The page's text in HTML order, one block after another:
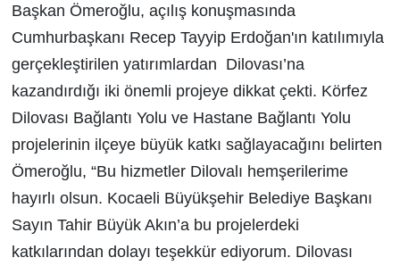
Başkan Ömeroğlu, açılış konuşmasında
Cumhurbaşkanı Recep Tayyip Erdoğan'ın katılımıyla
gerçekleştirilen yatırımlardan Dilovası’na
kazandırdığı iki önemli projeye dikkat çekti. Körfez
Dilovası Bağlantı Yolu ve Hastane Bağlantı Yolu
projelerinin ilçeye büyük katkı sağlayacağını belirten
Ömeroğlu, “Bu hizmetler Dilovalı hemşerilerime
hayırlı olsun. Kocaeli Büyükşehir Belediye Başkanı
Sayın Tahir Büyük Akın’a bu projelerdeki
katkılarından dolayı teşekkür ediyorum. Dilovası